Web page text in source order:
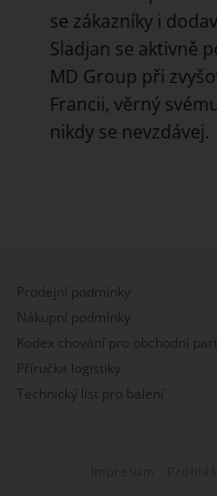
se zákazníky i
Sladjan se aktivně
MD Group při
Francii, věrný
nikdy se nevzdávej.
Prodejní podmínky
Nákupní podmínky
Kodex chování pro obchodní
Příručka logistiky
Technický list pro balení